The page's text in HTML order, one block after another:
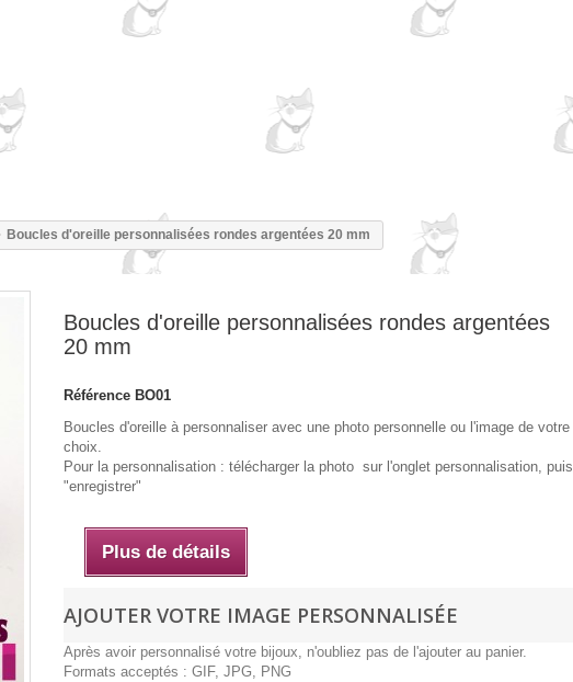
Boucles d'oreille personnalisées rondes argentées 20 mm
Boucles d'oreille personnalisées rondes argentées
20 mm
Référence BO01
Boucles d'oreille à personnaliser avec une photo personnelle ou l'image de votre
choix.
Pour la personnalisation : télécharger la photo sur l'onglet personnalisation, puis
"enregistrer"
Plus de détails
AJOUTER VOTRE IMAGE PERSONNALISÉE
Après avoir personnalisé votre bijoux, n'oubliez pas de l'ajouter au panier.
Formats acceptés : GIF, JPG, PNG